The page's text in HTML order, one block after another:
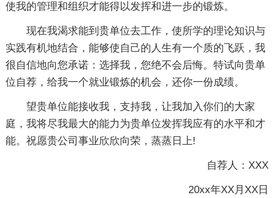
使我的管理和组织才能得以发挥和进一步的锻炼。
现在我渴求能到贵单位去工作，使所学的理论知识与
实践有机地结合，能够使自己的人生有一个质的飞跃，我
很自信地向您承诺：选择我，您绝不会后悔。特试向贵单
位自荐，给我一个就业锻炼的机会，还你一份成绩。
望贵单位能接收我，支持我，让我加入你们的大家
庭，我将尽我最大的能力为贵单位发挥我应有的水平和才
能。祝愿贵公司事业欣欣向荣，蒸蒸日上!
自荐人：XXX
20xx年XX月XX日